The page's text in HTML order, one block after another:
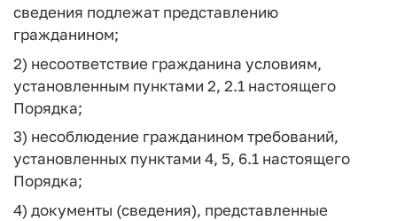
сведения подлежат представлению
гражданином;
2) несоответствие гражданина условиям,
установленным пунктами 2, 2.1 настоящего
Порядка;
3) несоблюдение гражданином требований,
установленных пунктами 4, 5, 6.1 настоящего
Порядка;
4) документы (сведения), представленные